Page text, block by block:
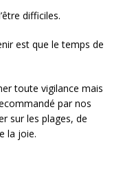
difficiles.
est que le temps de
toute vigilance mais
par nos
sur les plages, de
la joie.